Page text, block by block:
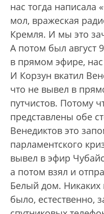
нас тогда написала
мол, вражеская
Кремля. И мы это
А потом был август
в прямом эфире,
И Корзун вкатил
что не вывел в
путчистов. Потому
представлены обе
Венедиктов это
парламентского
вывел в эфир
а потом взял и
Белый дом. Никаких
было, естественно,